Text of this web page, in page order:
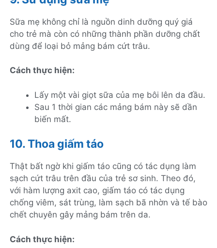
Sữa mẹ không chỉ là nguồn dinh dưỡng quý giá
cho trẻ mà còn có những thành phần dưỡng chất
dùng để loại bỏ mảng bám cứt trâu.
Cách thực hiện:
Lấy một vài giọt sữa của mẹ bôi lên da đầu.
Sau 1 thời gian các mảng bám này sẽ dần
biến mất.
10. Thoa giấm táo
Thật bất ngờ khi giấm táo cũng có tác dụng làm
sạch cứt trâu trên đầu của trẻ sơ sinh. Theo đó,
với hàm lượng axit cao, giấm táo có tác dụng
chống viêm, sát trùng, làm sạch bã nhờn và tế bào
chết chuyên gây mảng bám trên da.
Cách thực hiện: